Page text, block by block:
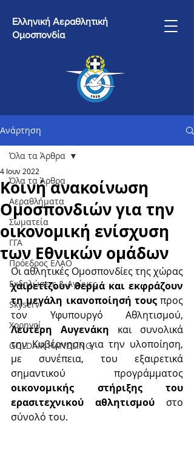
Ελληνική Αεραθλητική
Ομοσπονδία
Ανάρτηση
Όλα τα Άρθρα
Αεραθλήματα
Σωματεία
ΓΓΑ
Πρόεδρος ΕΛΑΟ
Εκδηλώσεις & Aγώνες
Skyserv
Χορηγοί
GOLDAIR HANDLING
Όλα τα Άρθρα
Κοινή ανακοίνωση
Ομοσπονδιών για την
οικονομική ενίσχυση
των Εθνικών ομάδων
4 Ιουν 2022
χαιρετίζουν θερμά και εκφράζουν
τη μεγάλη ικανοποίησή τους προς
Λευτέρη Αυγενάκη και συνολικά
την Κυβέρνηση για την υλοποίηση,
με συνέπεια, του εξαιρετικά
οικονομικής στήριξης του
ερασιτεχνικού αθλητισμού στο
σύνολό του.